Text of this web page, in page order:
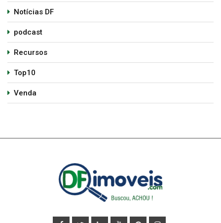
Notícias DF
podcast
Recursos
Top10
Venda